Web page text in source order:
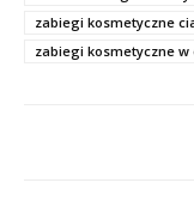
zabiegi kosmetyczne
zabiegi kosmetyczne